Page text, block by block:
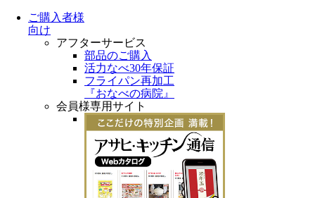
ご購入者様
向け
アフターサービス
部品のご購入
活力なべ30年保証
フライパン再加工
『おなべの病院』
会員様専用サイト